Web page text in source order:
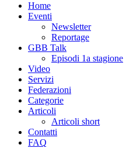
Home
Eventi
Newsletter
Reportage
GBB Talk
Episodi 1a stagione
Video
Servizi
Federazioni
Categorie
Articoli
Articoli short
Contatti
FAQ